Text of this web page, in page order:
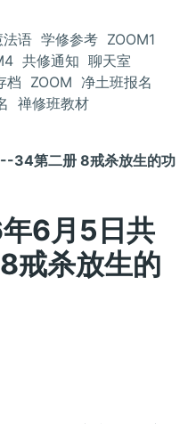
法语 学修参考 ZOOM1
共修通知 聊天室
档 ZOOM 净土班报名
禅修班教材
34第二册 8戒杀放生的功
6月5日共
戒杀放生的